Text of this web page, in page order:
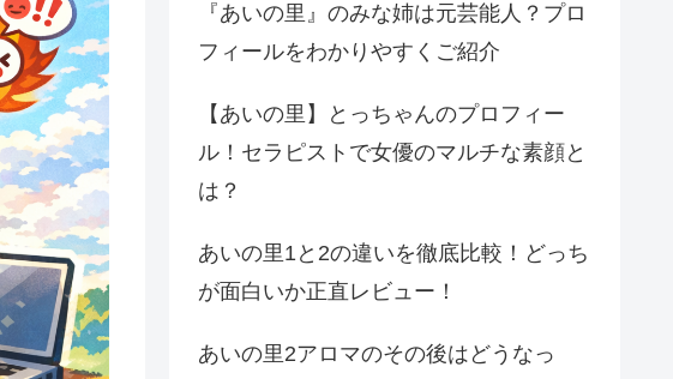
『あいの里』のみな姉は元芸能人？プロ
フィールをわかりやすくご紹介
【あいの里】とっちゃんのプロフィー
ル！セラピストで女優のマルチな素顔と
は？
あいの里1と2の違いを徹底比較！どっち
が面白いか正直レビュー！
あいの里2アロマのその後はどうなっ